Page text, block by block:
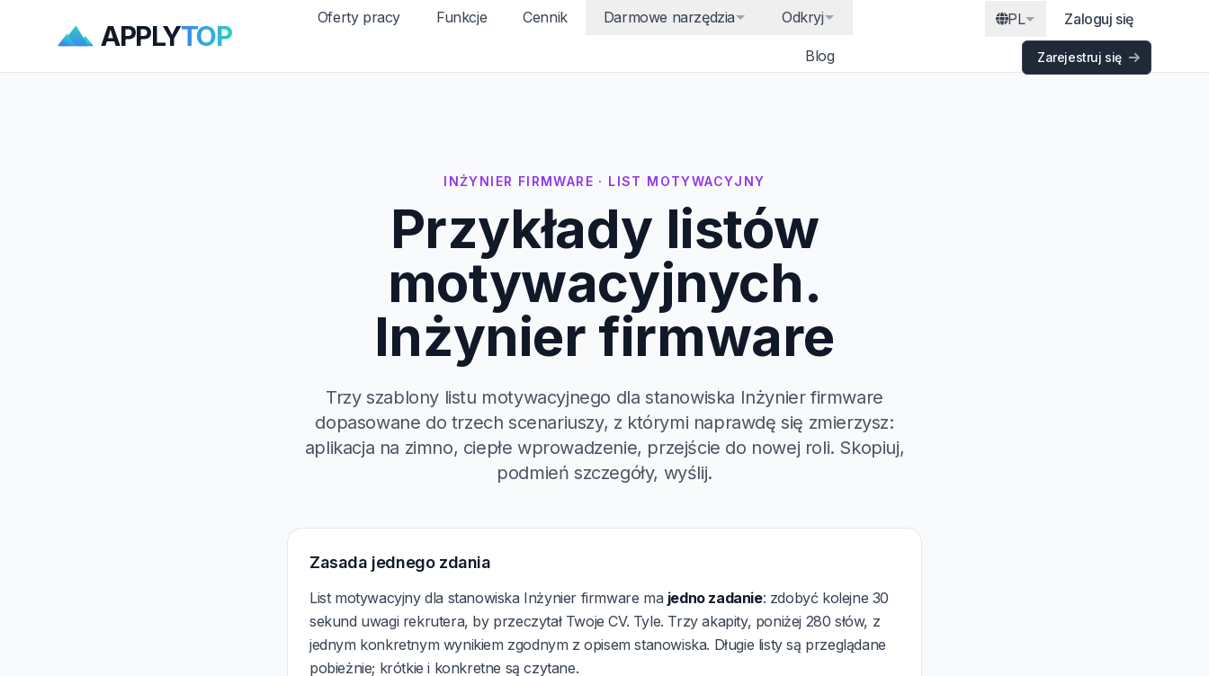
APPLYTOP
Oferty pracy Funkcje Cennik Darmowe narzędzia Odkryj
Blog
PL Zaloguj się
Zarejestruj się
INŻYNIER FIRMWARE · LIST MOTYWACYJNY
Przykłady listów
motywacyjnych.
Inżynier firmware
Trzy szablony listu motywacyjnego dla stanowiska Inżynier firmware
dopasowane do trzech scenariuszy, z którymi naprawdę się zmierzysz:
aplikacja na zimno, ciepłe wprowadzenie, przejście do nowej roli. Skopiuj,
podmień szczegóły, wyślij.
Zasada jednego zdania
List motywacyjny dla stanowiska Inżynier firmware ma jedno zadanie: zdobyć kolejne 30
sekund uwagi rekrutera, by przeczytał Twoje CV. Tyle. Trzy akapity, poniżej 280 słów, z
jednym konkretnym wynikiem zgodnym z opisem stanowiska. Długie listy są przeglądane
pobieżnie; krótkie i konkretne są czytane.